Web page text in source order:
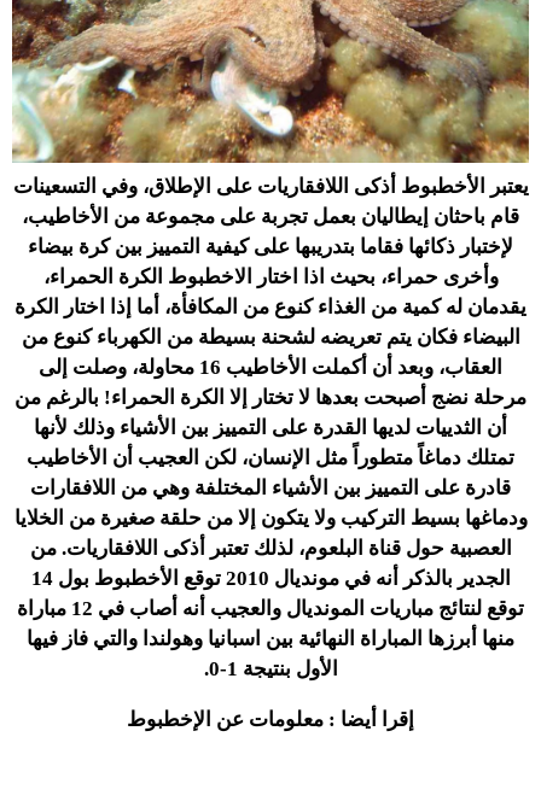
يعتبر الأخطبوط أذكى اللافقاريات على الإطلاق، وفي التسعينات
قام باحثان إيطاليان بعمل تجربة على مجموعة من الأخاطيب،
لإختبار ذكائها فقاما بتدريبها على كيفية التمييز بين كرة بيضاء
وأخرى حمراء، بحيث اذا اختار الاخطبوط الكرة الحمراء،
يقدمان له كمية من الغذاء كنوع من المكافأة، أما إذا اختار الكرة
البيضاء فكان يتم تعريضه لشحنة بسيطة من الكهرباء كنوع من
العقاب، وبعد أن أكملت الأخاطيب 16 محاولة، وصلت إلى
مرحلة نضج أصبحت بعدها لا تختار إلا الكرة الحمراء! بالرغم من
أن الثدييات لديها القدرة على التمييز بين الأشياء وذلك لأنها
تمتلك دماغاً متطوراً مثل الإنسان، لكن العجيب أن الأخاطيب
قادرة على التمييز بين الأشياء المختلفة وهي من اللافقارات
ودماغها بسيط التركيب ولا يتكون إلا من حلقة صغيرة من الخلايا
العصبية حول قناة البلعوم، لذلك تعتبر أذكى اللافقاريات. من
الجدير بالذكر أنه في مونديال 2010 توقع الأخطبوط بول 14
توقع لنتائج مباريات المونديال والعجيب أنه أصاب في 12 مباراة
منها أبرزها المباراة النهائية بين اسبانيا وهولندا والتي فاز فيها
الأول بنتيجة 1-0.
إقرا أيضا : معلومات عن الإخطبوط